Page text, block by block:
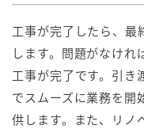
工事が完了したら、最
します。問題がなけれ
工事が完了です。引き
でスムーズに業務を開
供します。また、リノ